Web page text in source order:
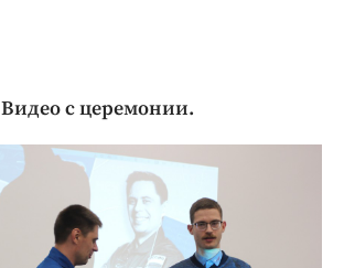
Видео с церемонии.